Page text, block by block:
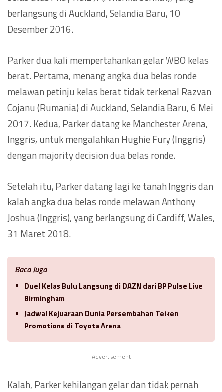
berlangsung di Auckland, Selandia Baru, 10
Desember 2016.
Parker dua kali mempertahankan gelar WBO kelas
berat. Pertama, menang angka dua belas ronde
melawan petinju kelas berat tidak terkenal Razvan
Cojanu (Rumania) di Auckland, Selandia Baru, 6 Mei
2017. Kedua, Parker datang ke Manchester Arena,
Inggris, untuk mengalahkan Hughie Fury (Inggris)
dengan majority decision dua belas ronde.
Setelah itu, Parker datang lagi ke tanah Inggris dan
kalah angka dua belas ronde melawan Anthony
Joshua (Inggris), yang berlangsung di Cardiff, Wales,
31 Maret 2018.
Baca Juga
Duel Kelas Bulu Langsung di DAZN dari BP Pulse Live
Birmingham
Jadwal Kejuaraan Dunia Persembahan Teiken
Promotions di Toyota Arena
Advertisement
Kalah, Parker kehilangan gelar dan tidak pernah